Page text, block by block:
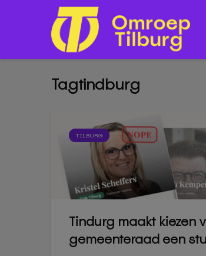
Tagtindburg
TILBURG
Tindurg maakt kiezen
gemeenteraad een